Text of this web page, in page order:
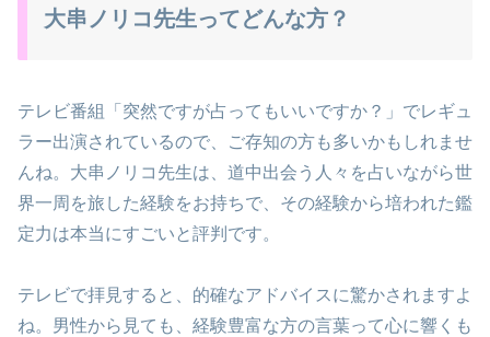
大串ノリコ先生ってどんな方？
テレビ番組「突然ですが占ってもいいですか？」でレギュ
ラー出演されているので、ご存知の方も多いかもしれませ
んね。大串ノリコ先生は、道中出会う人々を占いながら世
界一周を旅した経験をお持ちで、その経験から培われた鑑
定力は本当にすごいと評判です。
テレビで拝見すると、的確なアドバイスに驚かされますよ
ね。男性から見ても、経験豊富な方の言葉って心に響くも